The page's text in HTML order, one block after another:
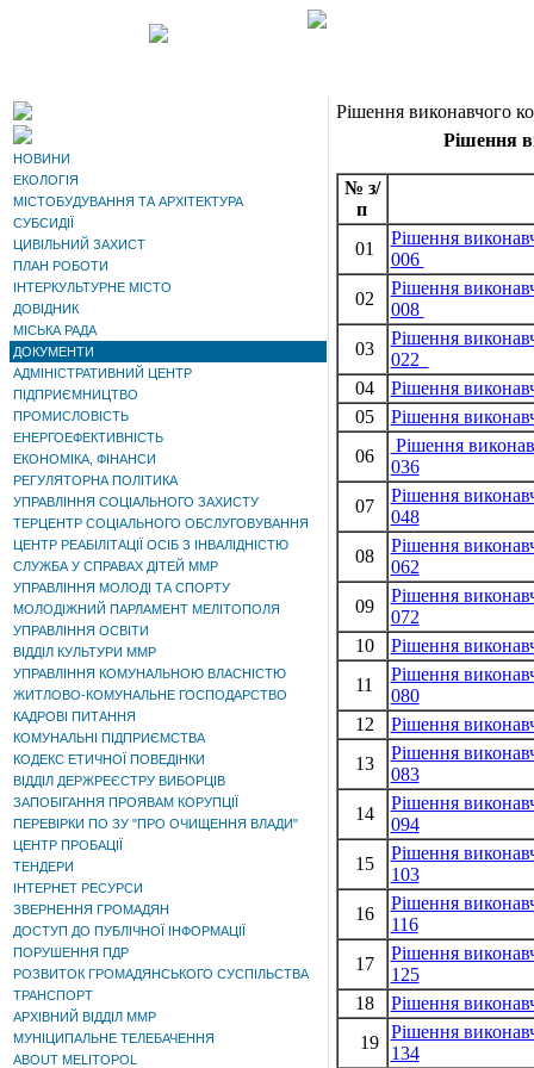
НОВИНИ
ЕКОЛОГІЯ
МІСТОБУДУВАННЯ ТА АРХІТЕКТУРА
СУБСИДІЇ
ЦИВІЛЬНИЙ ЗАХИСТ
ПЛАН РОБОТИ
ІНТЕРКУЛЬТУРНЕ МІСТО
ДОВІДНИК
МІСЬКА РАДА
ДОКУМЕНТИ
АДМІНІСТРАТИВНИЙ ЦЕНТР
ПІДПРИЄМНИЦТВО
ПРОМИСЛОВІСТЬ
ЕНЕРГОЕФЕКТИВНІСТЬ
ЕКОНОМІКА, ФІНАНСИ
РЕГУЛЯТОРНА ПОЛІТИКА
УПРАВЛІННЯ СОЦІАЛЬНОГО ЗАХИСТУ
ТЕРЦЕНТР СОЦІАЛЬНОГО ОБСЛУГОВУВАННЯ
ЦЕНТР РЕАБІЛІТАЦІЇ ОСІБ З ІНВАЛІДНІСТЮ
СЛУЖБА У СПРАВАХ ДІТЕЙ ММР
УПРАВЛІННЯ МОЛОДІ ТА СПОРТУ
МОЛОДІЖНИЙ ПАРЛАМЕНТ МЕЛІТОПОЛЯ
УПРАВЛІННЯ ОСВІТИ
ВІДДІЛ КУЛЬТУРИ ММР
УПРАВЛІННЯ КОМУНАЛЬНОЮ ВЛАСНІСТЮ
ЖИТЛОВО-КОМУНАЛЬНЕ ГОСПОДАРСТВО
КАДРОВІ ПИТАННЯ
КОМУНАЛЬНІ ПІДПРИЄМСТВА
КОДЕКС ЕТИЧНОЇ ПОВЕДІНКИ
ВІДДІЛ ДЕРЖРЕЄСТРУ ВИБОРЦІВ
ЗАПОБІГАННЯ ПРОЯВАМ КОРУПЦІЇ
ПЕРЕВІРКИ ПО ЗУ "ПРО ОЧИЩЕННЯ ВЛАДИ"
ЦЕНТР ПРОБАЦІЇ
ТЕНДЕРИ
ІНТЕРНЕТ РЕСУРСИ
ЗВЕРНЕННЯ ГРОМАДЯН
ДОСТУП ДО ПУБЛІЧНОЇ ІНФОРМАЦІЇ
ПОРУШЕННЯ ПДР
РОЗВИТОК ГРОМАДЯНСЬКОГО СУСПІЛЬСТВА
ТРАНСПОРТ
АРХІВНИЙ ВІДДІЛ ММР
МУНІЦИПАЛЬНЕ ТЕЛЕБАЧЕННЯ
ABOUT MELITOPOL
Рішення виконавчого
Рішення
№ з/
п
01
Рішення
006
02
Рішення
008
03
Рішення
022
04
Рішення
05
Рішення
06
Рішення
036
07
Рішення
048
08
Рішення
062
09
Рішення
072
10
Рішення
11
Рішення
080
12
Рішення
13
Рішення
083
14
Рішення
094
15
Рішення
103
16
Рішення
116
17
Рішення
125
18
Рішення
19
Рішення
134